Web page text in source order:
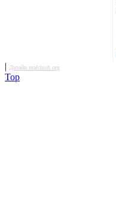
| Дизайн malchish.org
Top